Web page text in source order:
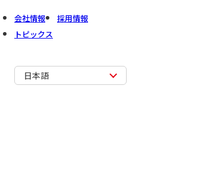
会社情報
採用情報
トピックス
日本語